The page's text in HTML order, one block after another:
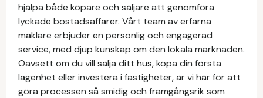
hjälpa både köpare och säljare att genomföra
lyckade bostadsaffärer. Vårt team av erfarna
mäklare erbjuder en personlig och engagerad
service, med djup kunskap om den lokala marknaden.
Oavsett om du vill sälja ditt hus, köpa din första
lägenhet eller investera i fastigheter, är vi här för att
göra processen så smidig och framgångsrik som